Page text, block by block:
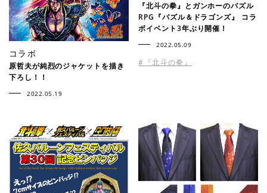
コラボ
原哲夫が純烈のジャケットを描き
下ろし！！
2022.05.19
『北斗の拳』とガンホーのパズル
RPG『パズル＆ドラゴンズ』 コラ
ボイベント3年ぶり開催！
2022.05.09
#『北斗の拳』